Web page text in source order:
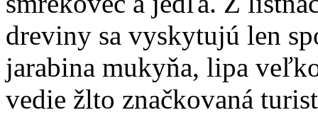
dreviny sa vyskytujú len
jarabina mukyňa, lipa
vedie žlto značkovaná